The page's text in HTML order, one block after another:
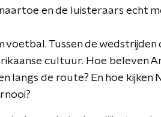
en de luisteraars echt
voetbal. Tussen de
cultuur. Hoe beleven
langs de route? En hoe kijken